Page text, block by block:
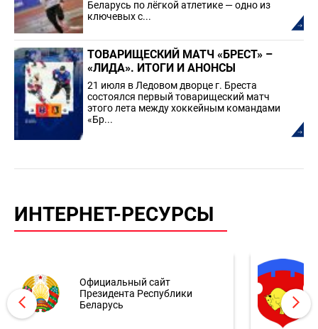
Беларусь по лёгкой атлетике — одно из
ключевых с...
ТОВАРИЩЕСКИЙ МАТЧ «БРЕСТ» –
«ЛИДА». ИТОГИ И АНОНСЫ
21 июля в Ледовом дворце г. Бреста
состоялся первый товарищеский матч
этого лета между хоккейным командами
«Бр...
ИНТЕРНЕТ-РЕСУРСЫ
Официальный сайт
Президента Республики
Беларусь